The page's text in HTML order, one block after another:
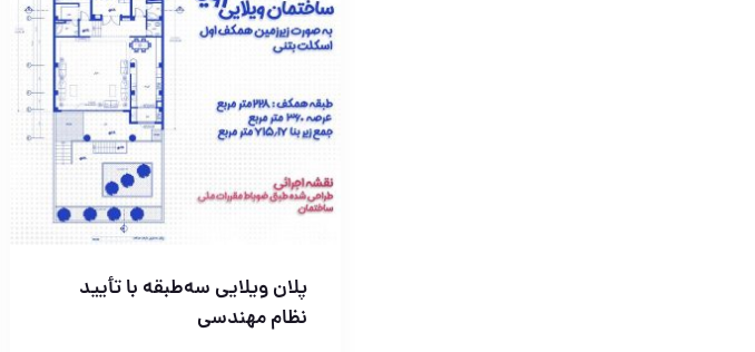
پلان ویلایی سه‌طبقه با تأیید
نظام مهندسی